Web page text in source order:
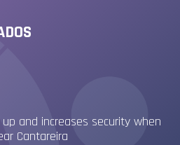
and increases security when
Cantareira